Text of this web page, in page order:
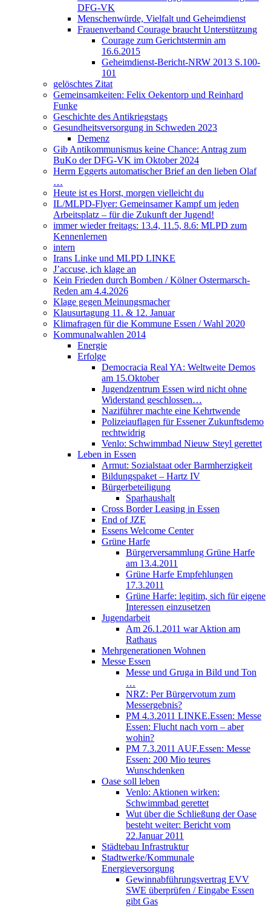
DFG-VK
Menschenwürde, Vielfalt und Geheimdienst
Frauenverband Courage braucht Unterstützung
Courage zum Gerichtstermin am
16.6.2015
Geheimdienst-Bericht-NRW 2013 S.100-
101
gelöschtes Zitat
Gemeinsamkeiten: Felix Oekentorp und Reinhard
Funke
Geschichte des Antikriegstags
Gesundheitsversorgung in Schweden 2023
Demenz
Gib Antikommunismus keine Chance: Antrag zum
BuKo der DFG-VK im Oktober 2024
Herrn Eggerts automatischer Brief an den lieben Olaf
…
Heute ist es Horst, morgen vielleicht du
IL/MLPD-Flyer: Gemeinsamer Kampf um jeden
Arbeitsplatz – für die Zukunft der Jugend!
immer wieder freitags: 13.4, 11.5, 8.6: MLPD zum
Kennenlernen
intern
Irans Linke und MLPD LINKE
J’accuse, ich klage an
Kein Frieden durch Bomben / Kölner Ostermarsch-
Reden am 4.4.2026
Klage gegen Meinungsmacher
Klausurtagung 11. & 12. Januar
Klimafragen für die Kommune Essen / Wahl 2020
Kommunalwahlen 2014
Energie
Erfolge
Democracia Real YA: Weltweite Demos
am 15.Oktober
Jugendzentrum Essen wird nicht ohne
Widerstand geschlossen…
Naziführer machte eine Kehrtwende
Polizeiauflagen für Essener Zukunftsdemo
rechtwidrig
Venlo: Schwimmbad Nieuw Steyl gerettet
Leben in Essen
Armut: Sozialstaat oder Barmherzigkeit
Bildungspaket – Hartz IV
Bürgerbeteiligung
Sparhaushalt
Cross Border Leasing in Essen
End of JZE
Essens Welcome Center
Grüne Harfe
Bürgerversammlung Grüne Harfe
am 13.4.2011
Grüne Harfe Empfehlungen
17.3.2011
Grüne Harfe: legitim, sich für eigene
Interessen einzusetzen
Jugendarbeit
Am 26.1.2011 war Aktion am
Rathaus
Mehrgenerationen Wohnen
Messe Essen
Messe und Gruga in Bild und Ton
…
NRZ: Per Bürgervotum zum
Messergebnis?
PM 4.3.2011 LINKE.Essen: Messe
Essen: Flucht nach vorn – aber
wohin?
PM 7.3.2011 AUF.Essen: Messe
Essen: 200 Mio teures
Wunschdenken
Oase soll leben
Venlo: Aktionen wirken:
Schwimmbad gerettet
Wut über die Schließung der Oase
besteht weiter: Bericht vom
22.Januar 2011
Städtebau Infrastruktur
Stadtwerke/Kommunale
Energieversorgung
Gewinnabführungsvertrag EVV
SWE überprüfen / Eingabe Essen
gibt Gas